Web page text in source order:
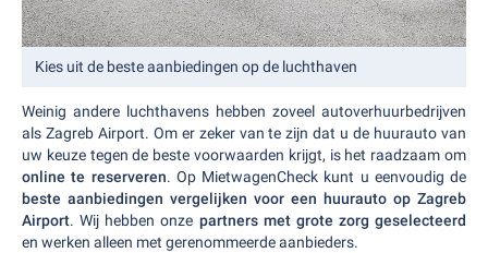
Kies uit de beste aanbiedingen op de luchthaven
Weinig andere luchthavens hebben zoveel autoverhuurbedrijven
als Zagreb Airport. Om er zeker van te zijn dat u de huurauto van
uw keuze tegen de beste voorwaarden krijgt, is het raadzaam om
online te reserveren. Op MietwagenCheck kunt u eenvoudig de
beste aanbiedingen vergelijken voor een huurauto op Zagreb
Airport. Wij hebben onze partners met grote zorg geselecteerd
en werken alleen met gerenommeerde aanbieders.